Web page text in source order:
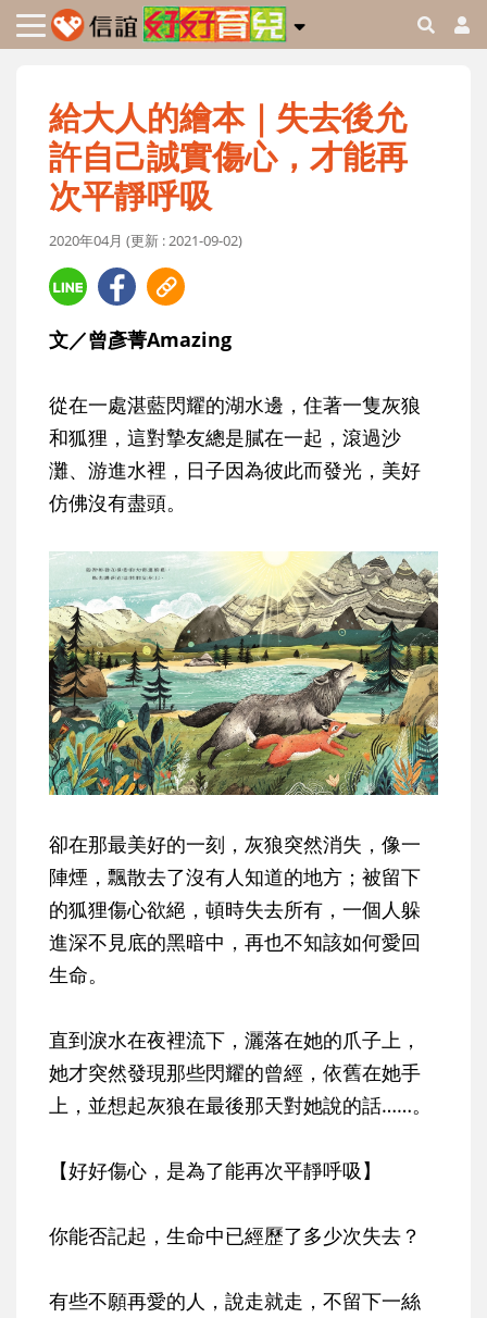
給大人的繪本｜失去後允
許自己誠實傷心，才能再
次平靜呼吸
2020年04月 (更新 : 2021-09-02)
文／曾彥菁Amazing
從在一處湛藍閃耀的湖水邊，住著一隻灰狼
和狐狸，這對摯友總是膩在一起，滾過沙
灘、游進水裡，日子因為彼此而發光，美好
仿佛沒有盡頭。
卻在那最美好的一刻，灰狼突然消失，像一
陣煙，飄散去了沒有人知道的地方；被留下
的狐狸傷心欲絕，頓時失去所有，一個人躲
進深不見底的黑暗中，再也不知該如何愛回
生命。
直到淚水在夜裡流下，灑落在她的爪子上，
她才突然發現那些閃耀的曾經，依舊在她手
上，並想起灰狼在最後那天對她說的話……。
【好好傷心，是為了能再次平靜呼吸】
你能否記起，生命中已經歷了多少次失去？
有些不願再愛的人，說走就走，不留下一絲